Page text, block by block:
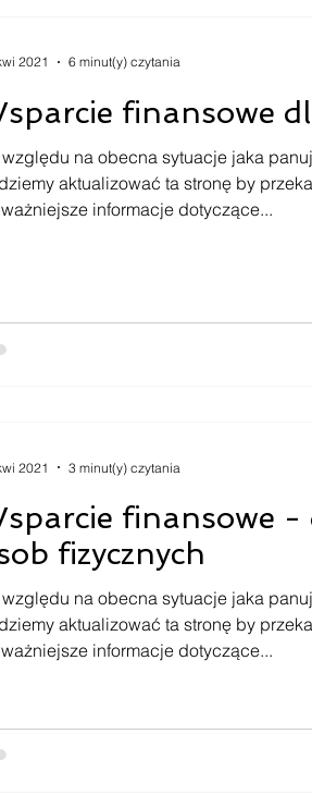
finansowe
na obecna sytuacje jaka
aktualizować ta stronę by
informacje dotyczące...
2021 6 minut(y) czytania
finansowe -
fizycznych
na obecna sytuacje jaka
aktualizować ta stronę by
informacje dotyczące...
2021 3 minut(y) czytania